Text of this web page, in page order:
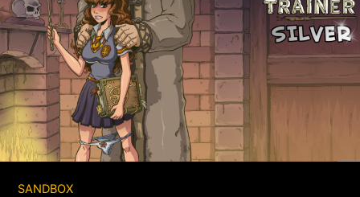
SANDBOX